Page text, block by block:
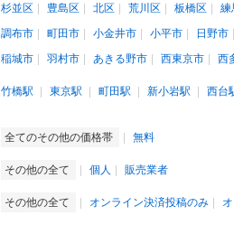
杉並区
豊島区 北区 荒川区 板橋区 練
調布市
町田市 小金井市 小平市 日野市
稲城市
羽村市 あきる野市 西東京市 西
竹橋駅 東京駅 町田駅 新小岩駅 西台
全てのその他の価格帯 無料
その他の全て 個人 販売業者
その他の全て オンライン決済投稿のみ